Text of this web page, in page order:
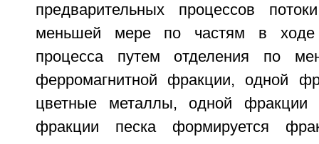
предварительных процессов
меньшей мере по частям в ходе
процесса путем отделения по
ферромагнитной фракции, одной
цветные металлы, одной фракции
фракции песка формируется